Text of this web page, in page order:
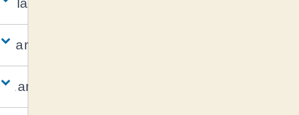
la FPE ?
la FPE ?